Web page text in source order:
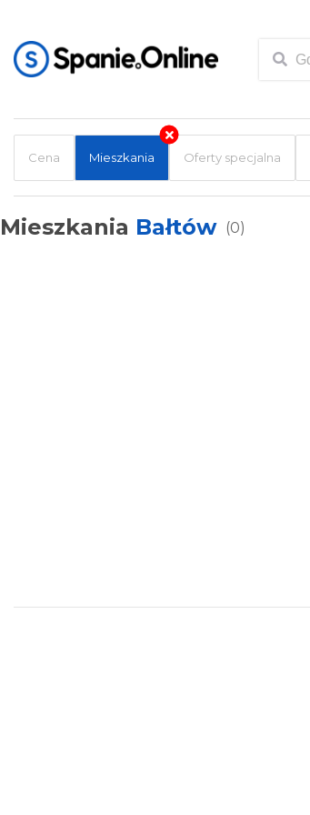
Cena Mieszkania Oferty specjalna
Mieszkania Bałtów (0)